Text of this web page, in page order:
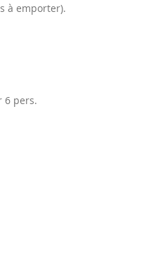
à emporter).
6 pers.